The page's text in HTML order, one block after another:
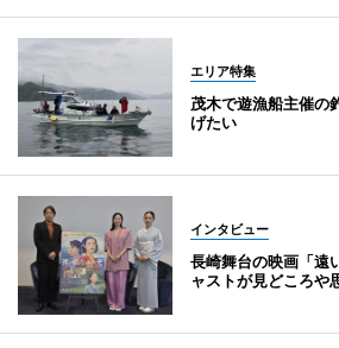
エリア特集
茂木で遊漁船主催
げたい
インタビュー
長崎舞台の映画「
ャストが見どころや